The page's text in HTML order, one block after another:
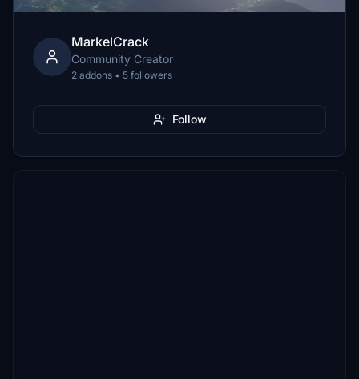
MarkelCrack
Community Creator
2 addons • 5 followers
Follow